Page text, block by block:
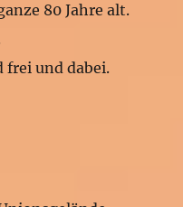
80 Jahre alt.
frei und dabei.